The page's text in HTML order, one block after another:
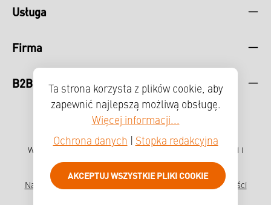
Usługa
Firma
B2B
Wszystkie ceny zawierają podatek VAT plus koszty wysyłki i
ewentualne opłaty za dostawę, jeśli nie podano inaczej.
NadrukOchrona danych
System zgłaszania nieprawidłowości
Ta strona korzysta z plików cookie, aby
zapewnić najlepszą możliwą obsługę.
Więcej informacji...
Ochrona danych
Stopka redakcyjna
AKCEPTUJ WSZYSTKIE PLIKI COOKIE